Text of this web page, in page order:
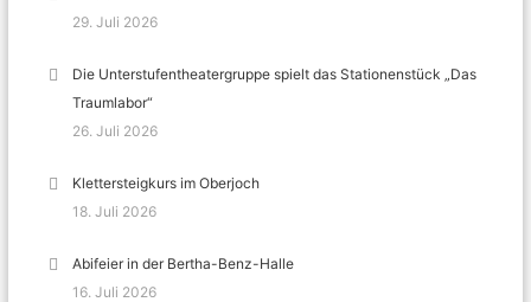
29. Juli 2026
Die Unterstufentheatergruppe spielt das Stationenstück „Das
Traumlabor“
26. Juli 2026
Klettersteigkurs im Oberjoch
18. Juli 2026
Abifeier in der Bertha-Benz-Halle
16. Juli 2026